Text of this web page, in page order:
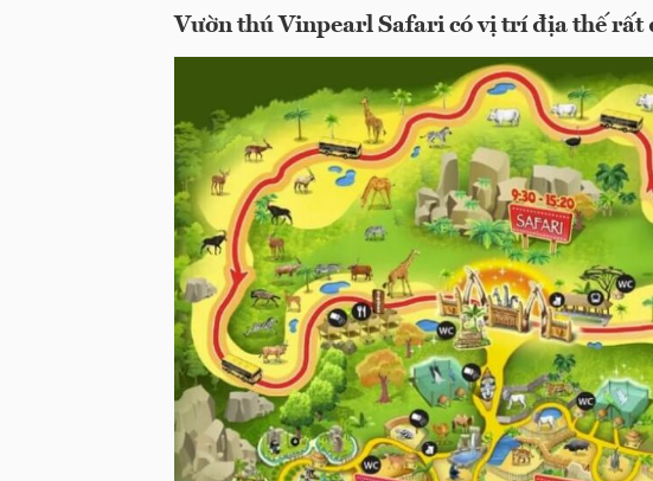
Vườn thú Vinpearl Safari có vị trí địa thế rất